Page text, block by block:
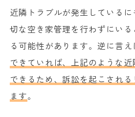
近隣トラブルが発生している
切な空き家管理を行わずにい
る可能性があります。逆に言え
できていれば、上記のような
できるため、訴訟を起こされ
ます。